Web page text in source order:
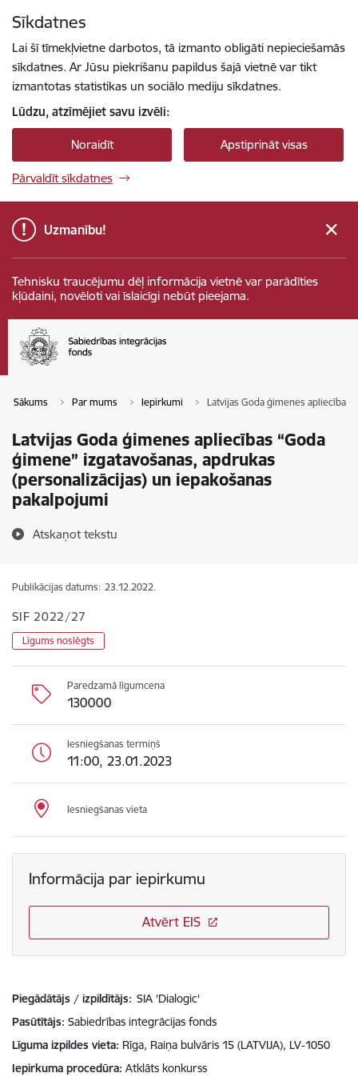
Sīkdatnes
Lai šī tīmekļvietne darbotos, tā izmanto obligāti nepieciešamās
sīkdatnes. Ar Jūsu piekrišanu papildus šajā vietnē var tikt
izmantotas statistikas un sociālo mediju sīkdatnes.
Lūdzu, atzīmējiet savu izvēli:
Noraidīt Apstiprināt visas
Pārvaldīt sīkdatnes
Uzmanību!
Tehnisku traucējumu dēļ informācija vietnē var parādīties
kļūdaini, novēloti vai īslaicīgi nebūt pieejama.
Sākums Par mums Iepirkumi Latvijas Goda ģimenes apliecības
Latvijas Goda ģimenes apliecības “Goda
ģimene” izgatavošanas, apdrukas
(personalizācijas) un iepakošanas
pakalpojumi
Atskaņot tekstu
Publikācijas datums: 23.12.2022.
SIF 2022/27
Līgums noslēgts
Paredzamā līgumcena
130000
Iesniegšanas termiņš
11:00, 23.01.2023
Iesniegšanas vieta
Informācija par iepirkumu
Atvērt EIS
Piegādātājs / izpildītājs: SIA 'Dialogic'
Pasūtītājs Sabiedrības integrācijas fonds
Līguma izpildes vieta Rīga, Raiņa bulvāris 15 (LATVIJA), LV-1050
Iepirkuma procedūra Atklāts konkurss